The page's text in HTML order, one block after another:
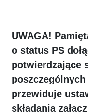
UWAGA!
o status PS
potwierdzające
przewiduje
składania